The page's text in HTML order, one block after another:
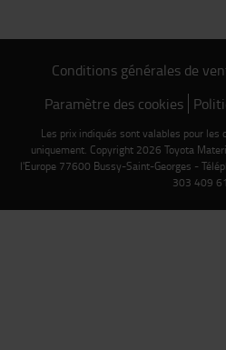
Conditions générales de
Paramètre des cookies
Les prix indiqués sont valables pour les
uniquement. Copyright 2026 Toyota
l'Europe 77600 Bussy-Saint-Georges -
303 409